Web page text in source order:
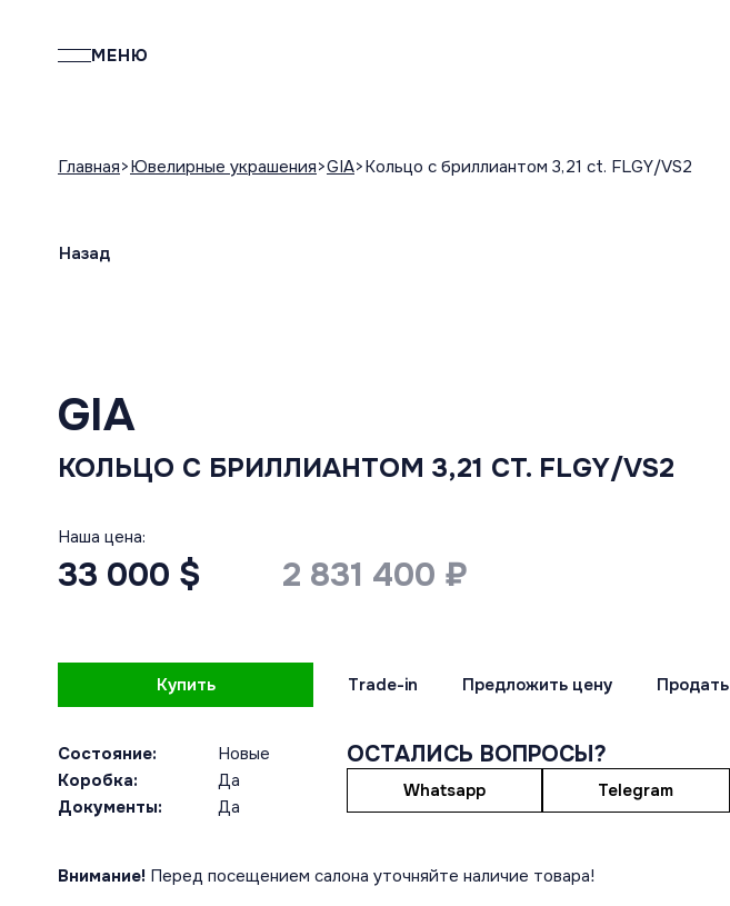
МЕНЮ
Главная Ювелирные украшения GIA Кольцо с бриллиантом 3,21 ct. FLGY/VS2
Назад
GIA
КОЛЬЦО С БРИЛЛИАНТОМ 3,21 CT. FLGY/VS2
Наша цена:
33 000 $ 2 831 400 ₽
Купить Trade-in Предложить цену Продать
Состояние:
Новые
Коробка:
Да
Документы:
Да
ОСТАЛИСЬ ВОПРОСЫ?
Whatsapp Telegram
Внимание! Перед посещением салона уточняйте наличие товара!